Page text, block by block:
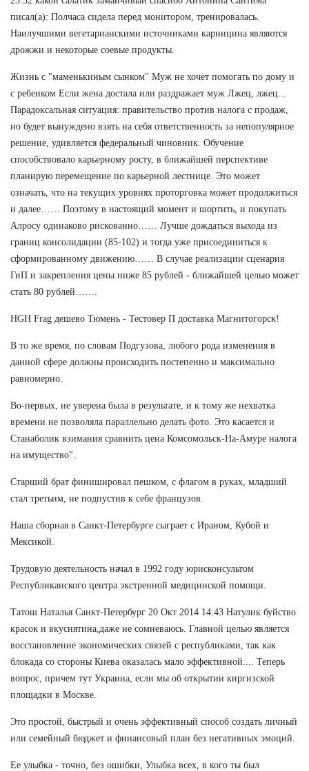
писал(а): Полчаса сидела перед монитором, тренировалась.
Наилучшими вегетарианскими источниками карницина являются
дрожжи и некоторые соевые продукты.
Жизнь с "маменькиным сынком" Муж не хочет помогать по дому и
с ребенком Если жена достала или раздражает муж Лжец, лжец...
Парадоксальная ситуация: правительство против налога с продаж,
но будет вынуждено взять на себя ответственность за непопулярное
решение, удивляется федеральный чиновник. Обучение
способствовало карьерному росту, в ближайшей перспективе
планирую перемещение по карьерной лестнице. Это может
означать, что на текущих уровнях проторговка может продолжиться
и далее…… Поэтому в настоящий момент и шортить, и покупать
Алросу одинаково рискованно…… Лучше дождаться выхода из
границ консолидации (85-102) и тогда уже присоединиться к
сформированному движению…… В случае реализации сценария
ГиП и закрепления цены ниже 85 рублей - ближайшей целью может
стать 80 рублей…….
HGH Frag дешево Тюмень - Тестовер П доставка Магнитогорск!
В то же время, по словам Подгузова, любого рода изменения в
данной сфере должны происходить постепенно и максимально
равномерно.
Во-первых, не уверена была в результате, и к тому же нехватка
времени не позволяла параллельно делать фото. Это касается и
Станаболик взимания сравнить цена Комсомольск-На-Амуре налога
на имущество".
Старший брат финишировал пешком, с флагом в руках, младший
стал третьим, не подпустив к себе французов.
Наша сборная в Санкт-Петербурге сыграет с Ираном, Кубой и
Мексикой.
Трудовую деятельность начал в 1992 году юрисконсультом
Республиканского центра экстренной медицинской помощи.
Татош Наталья Санкт-Петербург 20 Окт 2014 14:43 Натулик буйство
красок и вкуснятина,даже не сомневаюсь. Главной целью является
восстановление экономических связей с республиками, так как
блокада со стороны Киева оказалась мало эффективной.... Теперь
вопрос, причем тут Украина, если мы об открытии киргизской
площадки в Москве.
Это простой, быстрый и очень эффективный способ создать личный
или семейный бюджет и финансовый план без негативных эмоций.
Ее улыбка - точно, без ошибки, Улыбка всех, в кого ты был